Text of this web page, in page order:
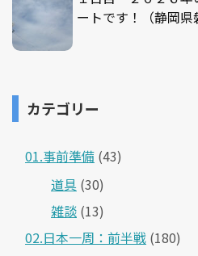
ートです！（静岡
カテゴリー
01.事前準備 (43)
道具 (30)
雑談 (13)
02.日本一周：前半戦 (180)